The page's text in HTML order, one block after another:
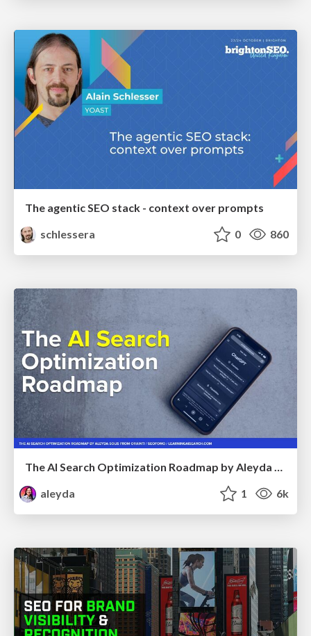
The agentic SEO stack - context over prompts
schlessera
0 860
The AI Search Optimization Roadmap by Aleyda Solis
aleyda
1 6k